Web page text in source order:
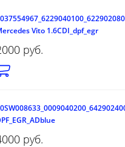
Vito 1.6CDI_dpf_egr
руб.
руб.